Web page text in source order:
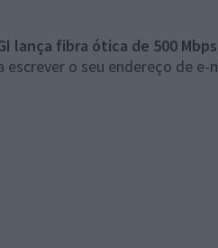
lança fibra ótica de 500
o seu endereço de